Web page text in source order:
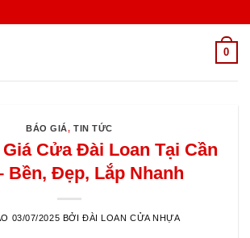
0
BÁO GIÁ,TIN TỨC
Cửa Đài Loan Tại Cần
Bền, Đẹp, Lắp Nhanh
03/07/2025 BỞI ĐÀI LOAN CỬA NHỰA